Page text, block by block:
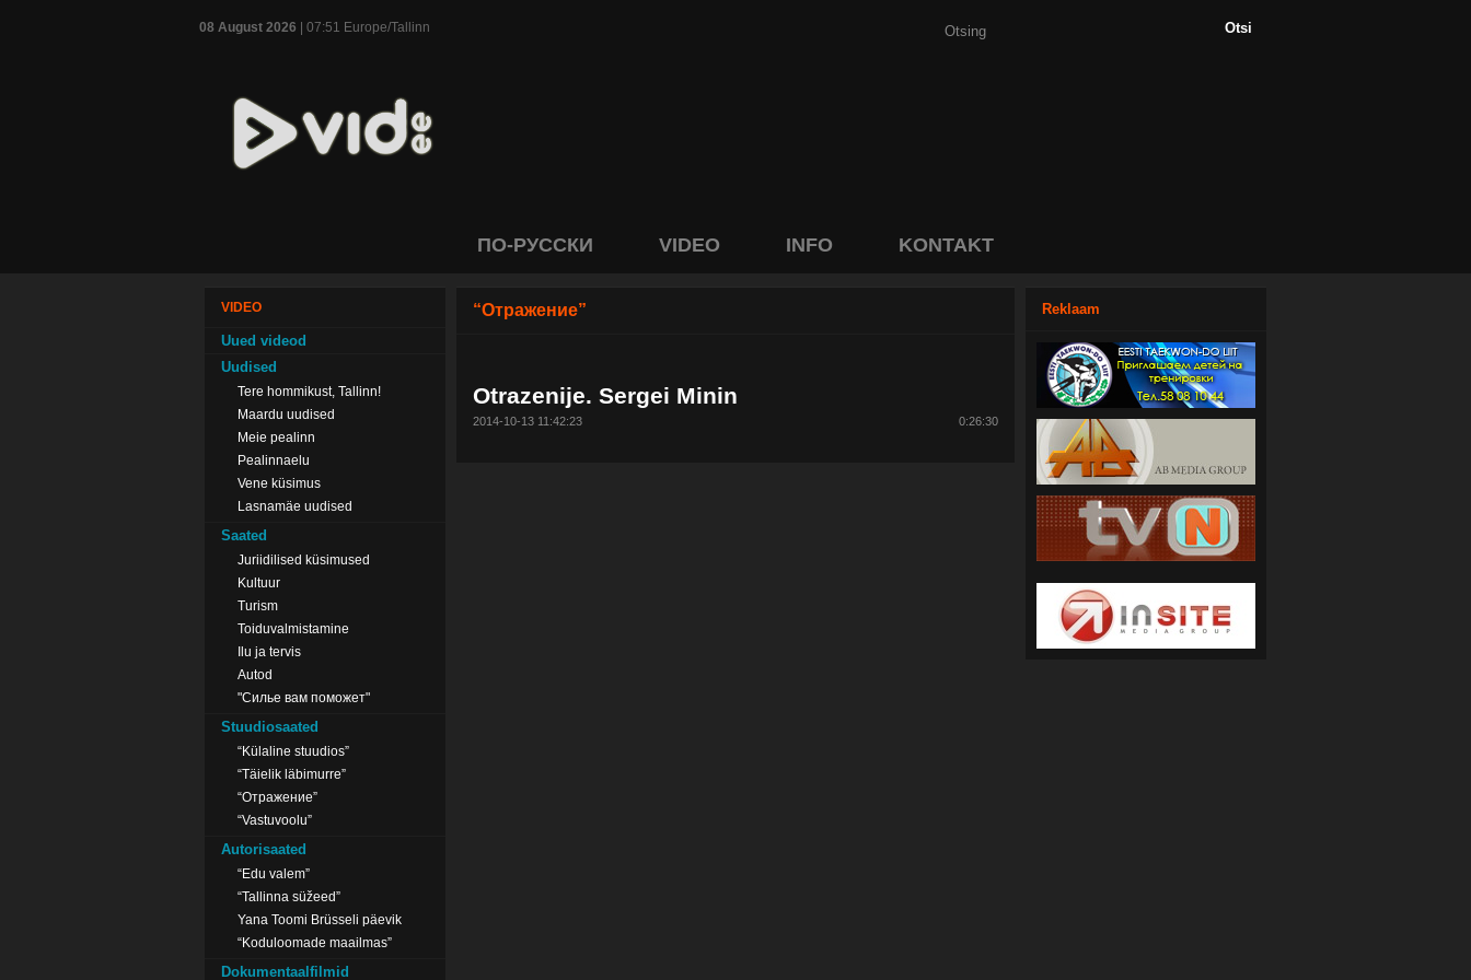
08 August 2026 | 07:51 Europe/Tallinn
ПО-РУССКИ VIDEO INFO KONTAKT
VIDEO
Uued videod
Uudised
Tere hommikust, Tallinn!
Maardu uudised
Meie pealinn
Pealinnaelu
Vene küsimus
Lasnamäe uudised
Saated
Juriidilised küsimused
Kultuur
Turism
Toiduvalmistamine
Ilu ja tervis
Autod
"Силье вам поможет"
Stuudiosaated
“Külaline stuudios”
“Täielik läbimurre”
“Отражение”
“Vastuvoolu”
Autorisaated
“Edu valem”
“Tallinna süžeed”
Yana Toomi Brüsseli päevik
“Koduloomade maailmas”
Dokumentaalfilmid
“Отражение”
Otrazenije. Sergei Minin
2014-10-13 11:42:23 0:26:30
Reklaam